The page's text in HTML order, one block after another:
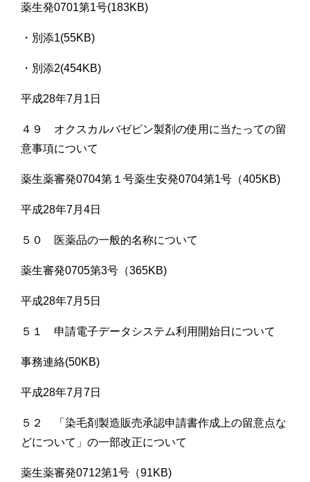
薬生発0701第1号(183KB)
・別添1(55KB)
・別添2(454KB)
平成28年7月1日
４９ オクスカルバゼピン製剤の使用に当たっての留
意事項について
薬生薬審発0704第１号薬生安発0704第1号（405KB)
平成28年7月4日
５０ 医薬品の一般的名称について
薬生審発0705第3号（365KB)
平成28年7月5日
５１ 申請電子データシステム利用開始日について
事務連絡(50KB)
平成28年7月7日
５２ 「染毛剤製造販売承認申請書作成上の留意点な
どについて」の一部改正について
薬生薬審発0712第1号（91KB)